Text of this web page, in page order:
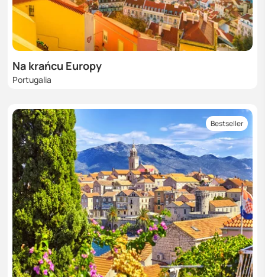
Na krańcu Europy
Portugalia
Bestseller